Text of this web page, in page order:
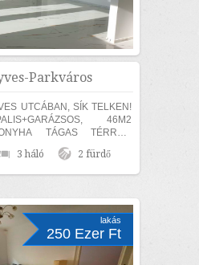
Parkváros
UTCÁBAN, SÍK TELKEN!
46M2
TÁGAS TÉRREL,
STÍLUSÚ CSALÁDI
TARTALOMMAL,...
3 háló 2 fürdő
lakás
250 Ezer Ft